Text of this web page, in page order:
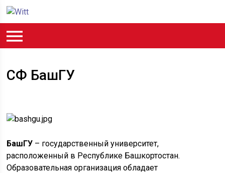
СФ БашГУ
БашГУ – государственный университет,
расположенный в Республике Башкортостан.
Образовательная организация обладает